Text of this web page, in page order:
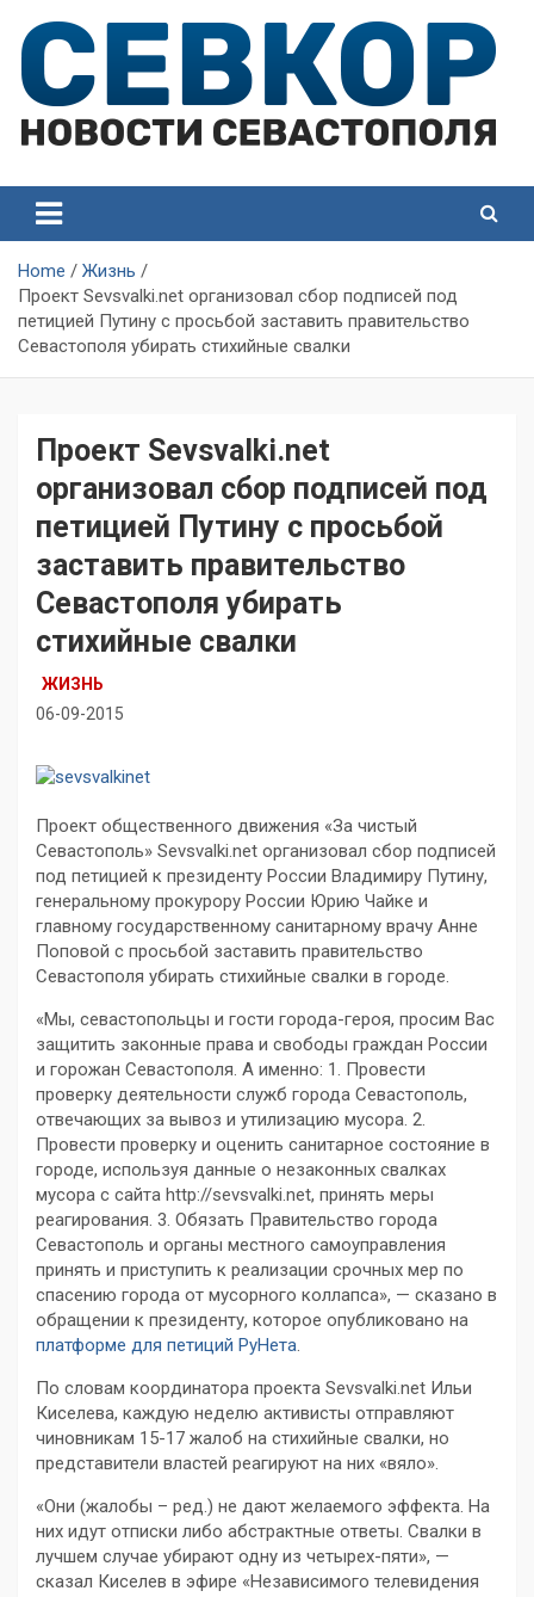
content
Севастополя
Севастополя
Home
Жизнь
Проект Sevsvalki.net организовал сбор подписей под
петицией Путину с просьбой заставить правительство
Севастополя убирать стихийные свалки
Проект Sevsvalki.net
организовал сбор подписей под
петицией Путину с просьбой
заставить правительство
Севастополя убирать
стихийные свалки
ЖИЗНЬ
06-09-2015
Проект общественного движения «За чистый
Севастополь» Sevsvalki.net организовал сбор подписей
под петицией к президенту России Владимиру Путину,
генеральному прокурору России Юрию Чайке и
главному государственному санитарному врачу Анне
Поповой с просьбой заставить правительство
Севастополя убирать стихийные свалки в городе.
«Мы, севастопольцы и гости города-героя, просим Вас
защитить законные права и свободы граждан России
и горожан Севастополя. А именно: 1. Провести
проверку деятельности служб города Севастополь,
отвечающих за вывоз и утилизацию мусора. 2.
Провести проверку и оценить санитарное состояние в
городе, используя данные о незаконных свалках
мусора с сайта http://sevsvalki.net, принять меры
реагирования. 3. Обязать Правительство города
Севастополь и органы местного самоуправления
принять и приступить к реализации срочных мер по
спасению города от мусорного коллапса», — сказано в
обращении к президенту, которое опубликовано на
платформе для петиций РуНета.
По словам координатора проекта Sevsvalki.net Ильи
Киселева, каждую неделю активисты отправляют
чиновникам 15-17 жалоб на стихийные свалки, но
представители властей реагируют на них «вяло».
«Они (жалобы – ред.) не дают желаемого эффекта. На
них идут отписки либо абстрактные ответы. Свалки в
лучшем случае убирают одну из четырех-пяти», —
сказал Киселев в эфире «Независимого телевидения